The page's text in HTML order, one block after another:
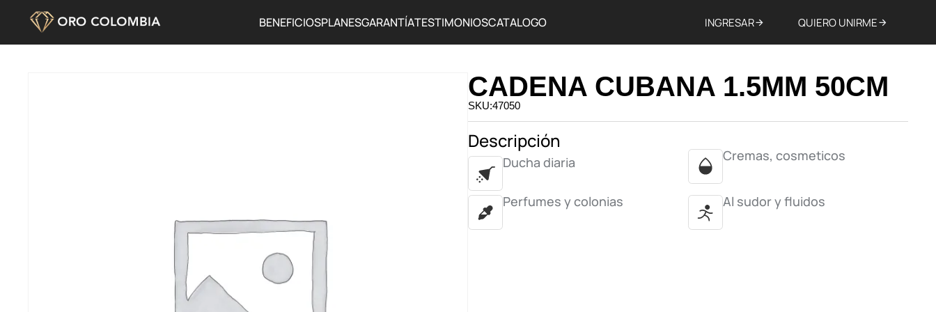
BENEFICIOSPLANESGARANTÍATESTIMONIOSCATALOGO INGRESAR QUIERO UNIRME
CADENA CUBANA 1.5MM 50CM
SKU:47050
Descripción
Ducha diaria Cremas, cosmeticos
Perfumes y colonias Al sudor y fluidos